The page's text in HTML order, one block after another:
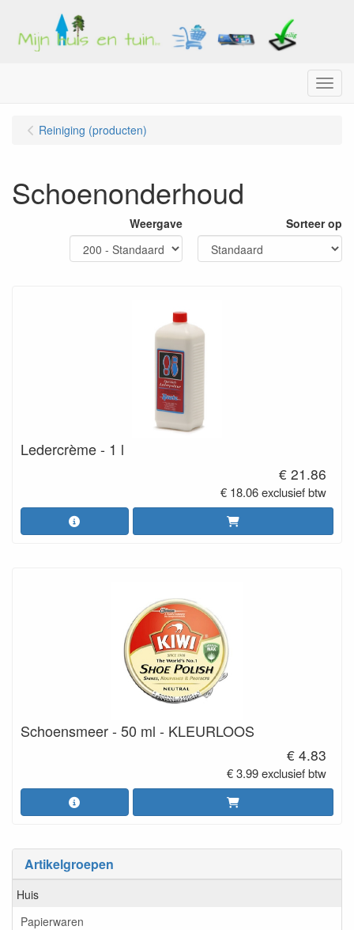
Menu
Artikelgroepen
Huis
Papierwaren
Reiniging (producten)
Schoenonderhoud
Weergave Sorteer op
Ledercrème - 1 l
€ 21.86
€ 18.06 exclusief btw
Schoensmeer - 50 ml - KLEURLOOS
€ 4.83
€ 3.99 exclusief btw